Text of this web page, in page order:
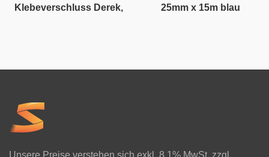
Klebeverschluss Derek,
25mm x 15m blau
Unsere Preise verstehen sich exkl. 8.1% MwSt. zzgl.